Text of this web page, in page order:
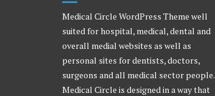
Medical Circle WordPress Theme well
suited for hospital, medical, dental and
overall medial websites as well as
personal sites for dentists, doctors,
surgeons and all medical sector people.
Medical Circle is designed in a way that